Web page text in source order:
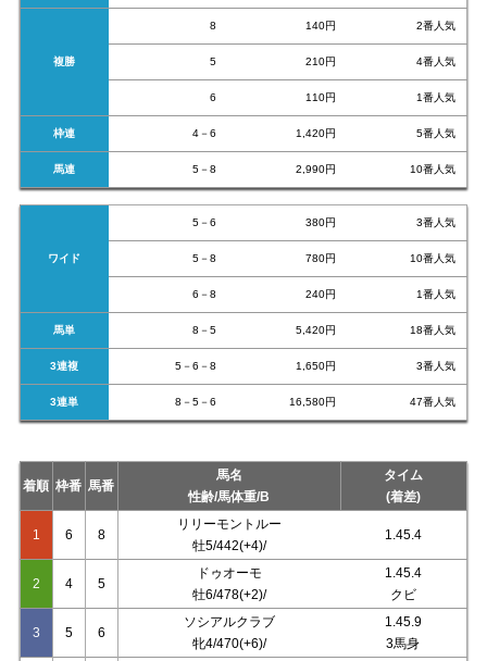
複勝
8 140円 2番人気
5 210円 4番人気
6 110円 1番人気
枠連 4－6 1,420円 5番人気
馬連 5－8 2,990円 10番人気
ワイド
5－6 380円 3番人気
5－8 780円 10番人気
6－8 240円 1番人気
馬単 8－5 5,420円 18番人気
3連複 5－6－8 1,650円 3番人気
3連単 8－5－6 16,580円 47番人気
着順 枠番 馬番
馬名
性齢/馬体重/B
タイム
(着差)
1 6 8
リリーモントルー
牡5/442(+4)/
1.45.4
2 4 5
ドゥオーモ
牡6/478(+2)/
1.45.4
クビ
3 5 6
ソシアルクラブ
牝4/470(+6)/
1.45.9
3馬身